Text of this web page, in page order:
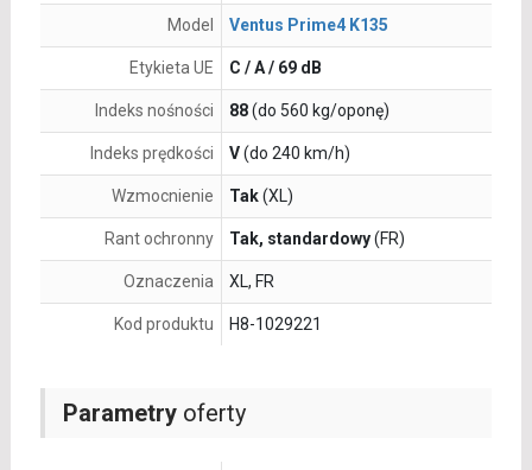
Parametryoferty
Model Ventus Prime4 K135
Etykieta UE C / A / 69 dB
Indeks nośności 88(do 560 kg/oponę)
Indeks prędkości V(do 240 km/h)
Wzmocnienie Tak(XL)
Rant ochronny Tak, standardowy(FR)
Oznaczenia XL, FR
Kod produktu H8-1029221